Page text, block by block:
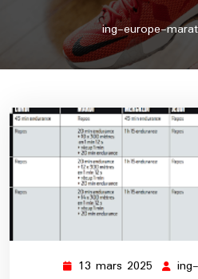
ing-europe-
13 mars 2025 13